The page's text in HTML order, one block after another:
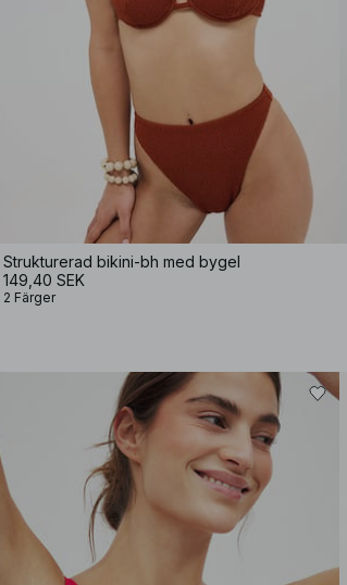
Strukturerad bikini-bh med bygel
149,40 SEK
2 Färger